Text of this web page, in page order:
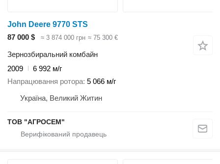
John Deere 9770 STS
87 000 $
≈ 3 874 000 грн ≈ 75 300 €
Зернозбиральний комбайн
2009
6 992 м/г
Напрацювання ротора 5 066 м/г
Україна, Великий Житин
ТОВ "АГРОСЕМ"